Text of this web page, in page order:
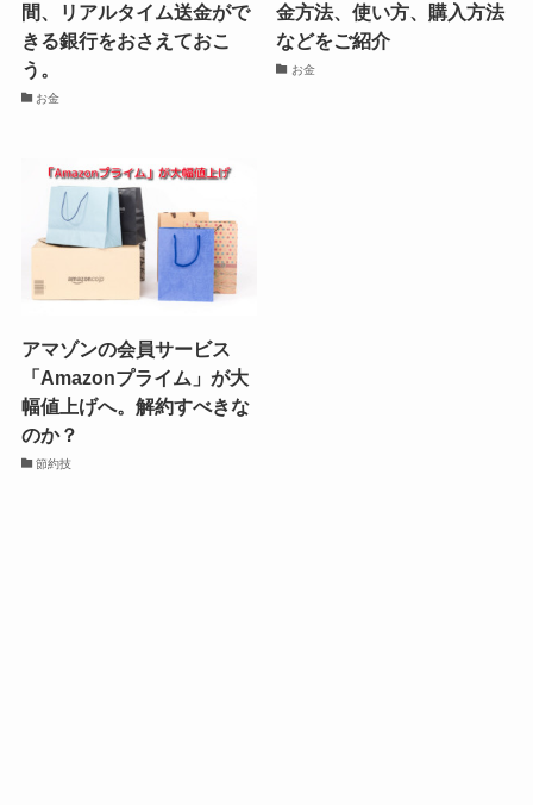
間、リアルタイム送金がで
きる銀行をおさえておこ
う。
お金
金方法、使い方、購入方法
などをご紹介
お金
アマゾンの会員サービス
「Amazonプライム」が大
幅値上げへ。解約すべきな
のか？
節約技